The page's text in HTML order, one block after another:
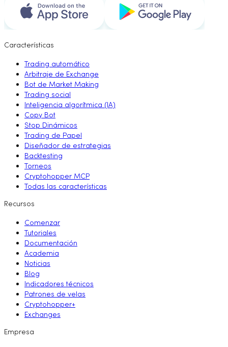
Características
Trading automático
Arbitraje de Exchange
Bot de Market Making
Trading social
Inteligencia algorítmica (IA)
Copy Bot
Stop Dinámicos
Trading de Papel
Diseñador de estrategias
Backtesting
Torneos
Cryptohopper MCP
Todas las características
Recursos
Comenzar
Tutoriales
Documentación
Academia
Noticias
Blog
Indicadores técnicos
Patrones de velas
Cryptohopper+
Exchanges
Empresa